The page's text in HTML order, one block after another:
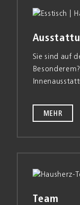
Sie sind auf
MEHR
Team